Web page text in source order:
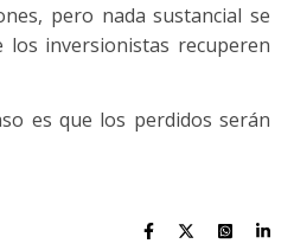
pero nada sustancial se
los inversionistas recuperen
es que los perdidos serán